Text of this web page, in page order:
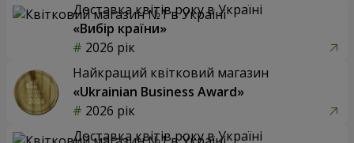
Доставка квітів року в Україні
«Вибір країни»
2026 рік
Найкращий квітковий магазин
«Ukrainian Business Award»
2026 рік
Доставка квітів року в Україні